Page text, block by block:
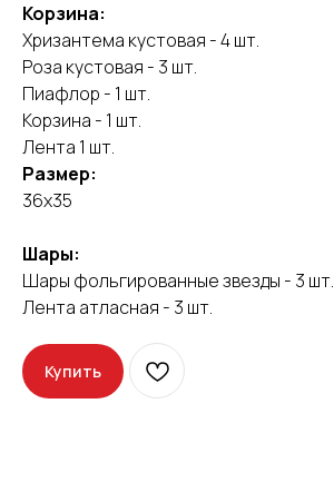
Корзина:
Хризантема кустовая - 4 шт.
Роза кустовая - 3 шт.
Пиафлор - 1 шт.
Корзина - 1 шт.
Лента 1 шт.
Размер:
36х35
Шары:
Шары фольгированные звезды - 3 шт.
Лента атласная - 3 шт.
Купить